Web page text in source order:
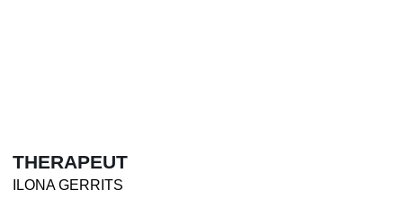
THERAPEUT
ILONA GERRITS